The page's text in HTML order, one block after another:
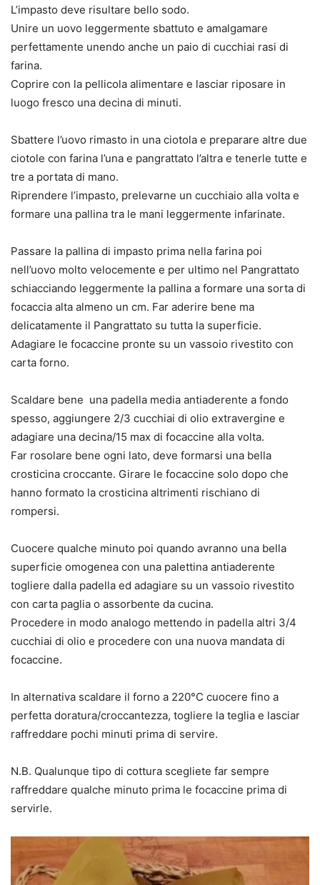
L’impasto deve risultare bello sodo.
Unire un uovo leggermente sbattuto e amalgamare
perfettamente unendo anche un paio di cucchiai rasi di
farina.
Coprire con la pellicola alimentare e lasciar riposare in
luogo fresco una decina di minuti.
Sbattere l’uovo rimasto in una ciotola e preparare altre due
ciotole con farina l’una e pangrattato l’altra e tenerle tutte e
tre a portata di mano.
Riprendere l’impasto, prelevarne un cucchiaio alla volta e
formare una pallina tra le mani leggermente infarinate.
Passare la pallina di impasto prima nella farina poi
nell’uovo molto velocemente e per ultimo nel Pangrattato
schiacciando leggermente la pallina a formare una sorta di
focaccia alta almeno un cm. Far aderire bene ma
delicatamente il Pangrattato su tutta la superficie.
Adagiare le focaccine pronte su un vassoio rivestito con
carta forno.
Scaldare bene una padella media antiaderente a fondo
spesso, aggiungere 2/3 cucchiai di olio extravergine e
adagiare una decina/15 max di focaccine alla volta.
Far rosolare bene ogni lato, deve formarsi una bella
crosticina croccante. Girare le focaccine solo dopo che
hanno formato la crosticina altrimenti rischiano di
rompersi.
Cuocere qualche minuto poi quando avranno una bella
superficie omogenea con una palettina antiaderente
togliere dalla padella ed adagiare su un vassoio rivestito
con carta paglia o assorbente da cucina.
Procedere in modo analogo mettendo in padella altri 3/4
cucchiai di olio e procedere con una nuova mandata di
focaccine.
In alternativa scaldare il forno a 220°C cuocere fino a
perfetta doratura/croccantezza, togliere la teglia e lasciar
raffreddare pochi minuti prima di servire.
N.B. Qualunque tipo di cottura scegliete far sempre
raffreddare qualche minuto prima le focaccine prima di
servirle.